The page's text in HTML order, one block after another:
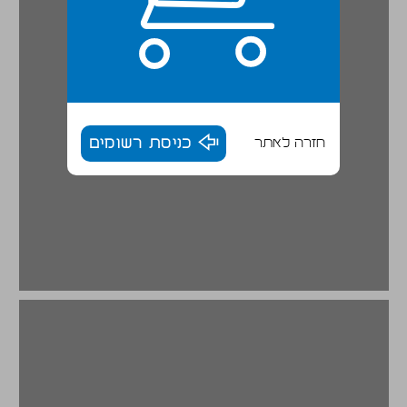
חזרה לאתר כניסת רשומים